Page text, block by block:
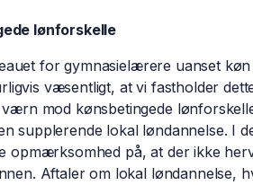
lønforskelle
for gymnasielærere uanset
væsentligt, at vi fastholder
mod kønsbetingede
supplerende lokal løndannelse. I
opmærksomhed på, at der ikke
Aftaler om lokal løndannelse,